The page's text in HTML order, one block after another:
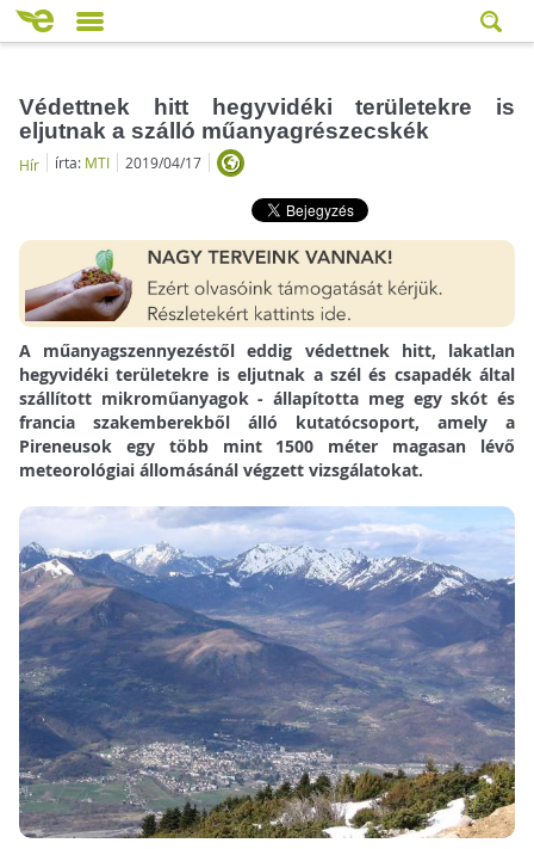
Védettnek hitt hegyvidéki területekre is
eljutnak a szálló műanyagrészecskék
Hír írta: MTI 2019/04/17
A műanyagszennyezéstől eddig védettnek hitt, lakatlan
hegyvidéki területekre is eljutnak a szél és csapadék által
szállított mikroműanyagok - állapította meg egy skót és
francia szakemberekből álló kutatócsoport, amely a
Pireneusok egy több mint 1500 méter magasan lévő
meteorológiai állomásánál végzett vizsgálatokat.